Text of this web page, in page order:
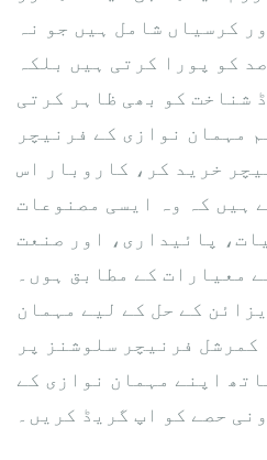
کرسیاں شامل ہیں جو نہ
کو پورا کرتی ہیں بلکہ
شناخت کو بھی ظاہر کرتی
مہمان نوازی کے فرنیچر
خرید کر، کاروبار اس
ہیں کہ وہ ایسی مصنوعات
پائیداری، اور صنعت
معیارات کے مطابق ہوں۔
کے حل کے لیے مہمان
کمرشل فرنیچر سلوشنز پر
اپنے مہمان نوازی کے
حصے کو اپ گریڈ کریں۔